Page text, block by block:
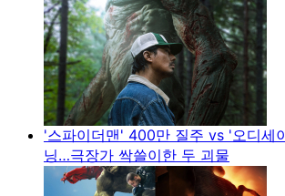
'스파이더맨' 400만 질주 vs '오디세
닝…극장가 싹쓸이한 두 괴물